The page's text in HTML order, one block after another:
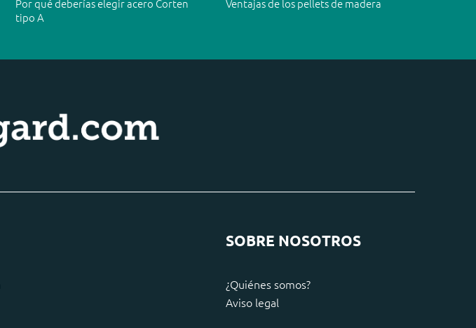
Por qué deberías elegir acero Corten
tipo A
Ventajas de los pellets de madera
SOBRE NOSOTROS
¿Quiénes somos?
Aviso legal